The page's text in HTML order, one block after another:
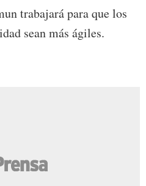
trabajará para que los
sean más ágiles.